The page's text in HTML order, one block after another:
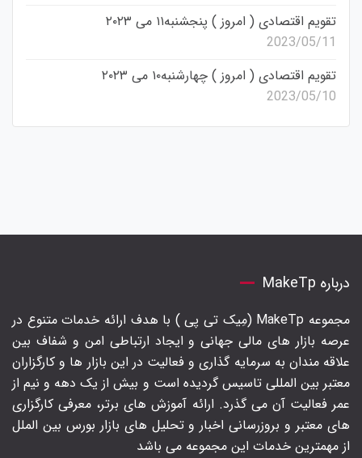
تقویم اقتصادی ( امروز ) پنجشنبه۱۱ می ۲۰۲۳
2023/05/11
تقویم اقتصادی ( امروز ) چهارشنبه۱۰ می ۲۰۲۳
2023/05/10
درباره MakeTp
مجموعه MakeTp (مِیک تی پی ) با هدف ارائه خدمات متنوع در
عرصه بازار های مالی جهانی و ایجاد ارتباطی امن و شفاف بین
علاقه مندان به سرمایه گذاری و فعالیت در این بازار ها و کارگزاران
معتبر بین المللی تاسیس گردیده است و بیش از یک دهه و نیم از
عمر فعالیت آن می گذرد. ارائه آموزش های برتر‍، معرفی کارگزاری
های معتبر و بروزرسانی اخبار و تحلیل های بازار بورس بین الملل
از مهمترین خدمات این مجموعه می باشد